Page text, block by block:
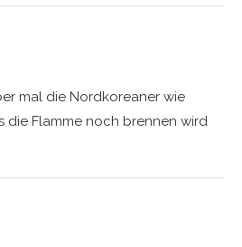
mal die Nordkoreaner wie
die Flamme noch brennen wird